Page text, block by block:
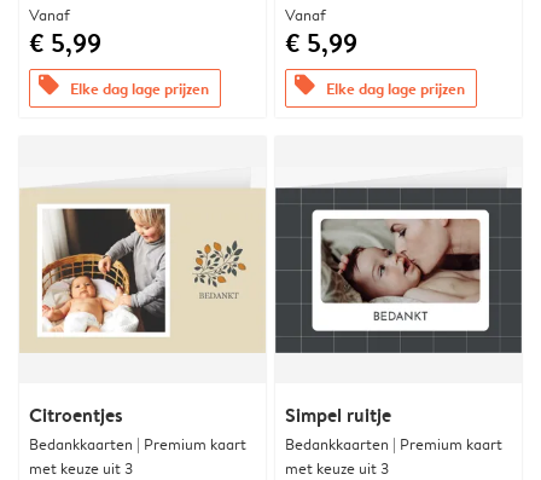
Vanaf
€ 5,99
offers Elke dag lage prijzen
Vanaf
€ 5,99
offers Elke dag lage prijzen
Citroentjes
Bedankkaarten | Premium kaart
met keuze uit 3
Simpel ruitje
Bedankkaarten | Premium kaart
met keuze uit 3